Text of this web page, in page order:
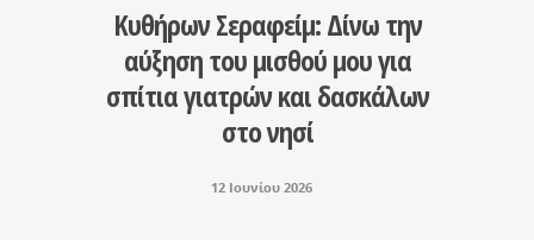
Κυθήρων Σεραφείμ: Δίνω την
αύξηση του μισθού μου για
σπίτια γιατρών και δασκάλων
στο νησί
12 Ιουνίου 2026